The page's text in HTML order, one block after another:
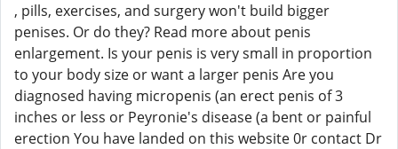
, pills, exercises, and surgery won't build bigger
penises. Or do they? Read more about penis
enlargement. Is your penis is very small in proportion
to your body size or want a larger penis Are you
diagnosed having micropenis (an erect penis of 3
inches or less or Peyronie's disease (a bent or painful
erection You have landed on this website 0r contact Dr